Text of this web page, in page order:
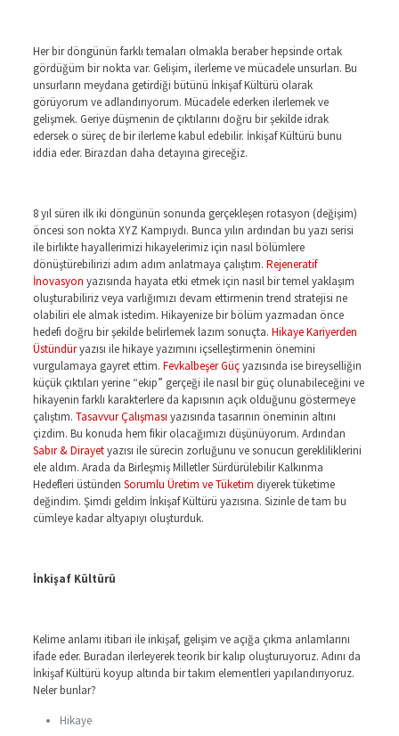
Her bir döngünün farklı temaları olmakla beraber hepsinde ortak
gördüğüm bir nokta var. Gelişim, ilerleme ve mücadele unsurları. Bu
unsurların meydana getirdiği bütünü İnkişaf Kültürü olarak
görüyorum ve adlandırıyorum. Mücadele ederken ilerlemek ve
gelişmek. Geriye düşmenin de çıktılarını doğru bir şekilde idrak
edersek o süreç de bir ilerleme kabul edebilir. İnkişaf Kültürü bunu
iddia eder. Birazdan daha detayına gireceğiz.
8 yıl süren ilk iki döngünün sonunda gerçekleşen rotasyon (değişim)
öncesi son nokta XYZ Kampıydı. Bunca yılın ardından bu yazı serisi
ile birlikte hayallerimizi hikayelerimiz için nasıl bölümlere
dönüştürebilirizi adım adım anlatmaya çalıştım. Rejeneratif
İnovasyon yazısında hayata etki etmek için nasıl bir temel yaklaşım
oluşturabiliriz veya varlığımızı devam ettirmenin trend stratejisi ne
olabiliri ele almak istedim. Hikayenize bir bölüm yazmadan önce
hedefi doğru bir şekilde belirlemek lazım sonuçta. Hikaye Kariyerden
Üstündüryazısı ile hikaye yazımını içselleştirmenin önemini
vurgulamaya gayret ettim. Fevkalbeşer Güçyazısında ise bireyselliğin
küçük çıktıları yerine “ekip” gerçeği ile nasıl bir güç olunabileceğini ve
hikayenin farklı karakterlere da kapısının açık olduğunu göstermeye
çalıştım. Tasavvur Çalışması yazısında tasarının öneminin altını
çizdim. Bu konuda hem fikir olacağımızı düşünüyorum. Ardından
Sabır & Dirayetyazısı ile sürecin zorluğunu ve sonucun gerekliliklerini
ele aldım. Arada da Birleşmiş Milletler Sürdürülebilir Kalkınma
Hedefleri üstünden Sorumlu Üretim ve Tüketim diyerek tüketime
değindim. Şimdi geldim İnkişaf Kültürü yazısına. Sizinle de tam bu
cümleye kadar altyapıyı oluşturduk.
İnkişaf Kültürü
Kelime anlamı itibari ile inkişaf, gelişim ve açığa çıkma anlamlarını
ifade eder. Buradan ilerleyerek teorik bir kalıp oluşturuyoruz. Adını da
İnkişaf Kültürü koyup altında bir takım elementleri yapılandırıyoruz.
Neler bunlar?
Hikaye